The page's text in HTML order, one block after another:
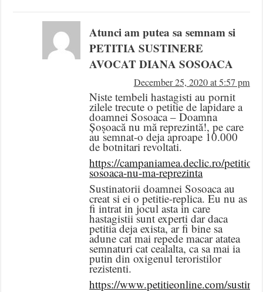
Atunci am putea sa semnam si
PETITIA SUSTINERE
AVOCAT DIANA SOSOACA
December 25, 2020 at 5:57 pm
Niste tembeli hastagisti au pornit
zilele trecute o petitie de lapidare a
doamnei Sosoaca – Doamna
Șoșoacă nu mă reprezintă!, pe care
au semnat-o deja aproape 10.000
de botnitari revoltati.
https://campaniamea.declic.ro/
sosoaca-nu-ma-reprezinta
Sustinatorii doamnei Sosoaca au
creat si ei o petitie-replica. Eu nu as
fi intrat in jocul asta in care
hastagistii sunt experti dar daca
petitia deja exista, ar fi bine sa
adune cat mai repede macar atatea
semnaturi cat cealalta, ca sa mai ia
putin din oxigenul teroristilor
rezistenti.
https://www.petitieonline.com/